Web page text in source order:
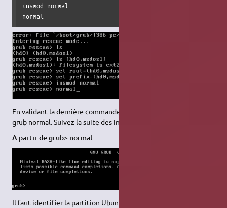
insmod normal
normal
En validant la dernière commande, Grub va alors démarrer en
grub normal. Suivez la suite des instructions pour grub normal.
A partir de grub> normal
Il faut identifier la partition Ubuntu et définir les commandes